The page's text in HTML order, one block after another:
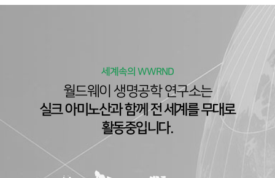
세계속의 WWRND
월드웨이 생명공학 연구소는
실크 아미노산과 함께 전 세계를 무대로
활동중입니다.